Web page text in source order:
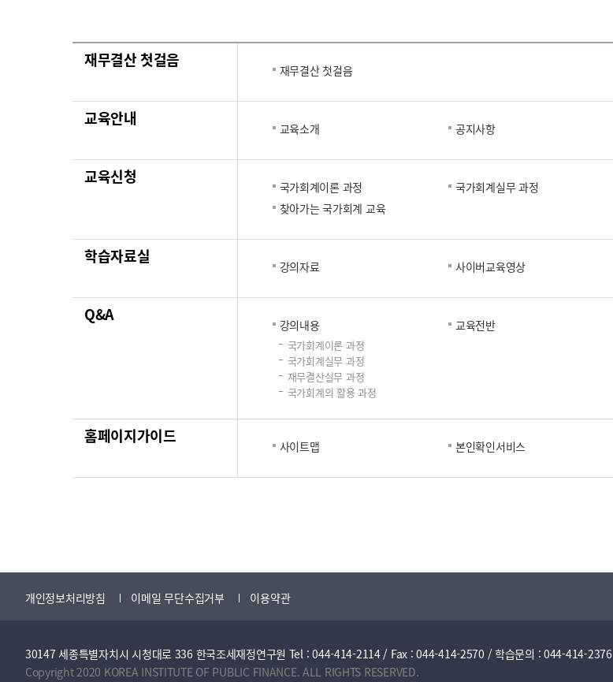
재무결산 첫걸음
재무결산 첫걸음
교육안내
교육소개 공지사항
교육신청
국가회계이론 과정 국가회계실무 과정
찾아가는 국가회계 교육
학습자료실
강의자료 사이버교육영상
Q&A
강의내용
국가회계이론 과정
국가회계실무 과정
재무결산실무 과정
국가회계의 활용 과정
교육전반
홈페이지가이드
사이트맵 본인확인서비스
개인정보처리방침 이메일 무단수집거부 이용약관
30147 세종특별자치시 시청대로 336 한국조세재정연구원 Tel : 044-414-2114 / Fax : 044-414-2570 / 학습문의 : 044-414-2376
Copyright 2020 KOREA INSTITUTE OF PUBLIC FINANCE. ALL RIGHTS RESERVED.